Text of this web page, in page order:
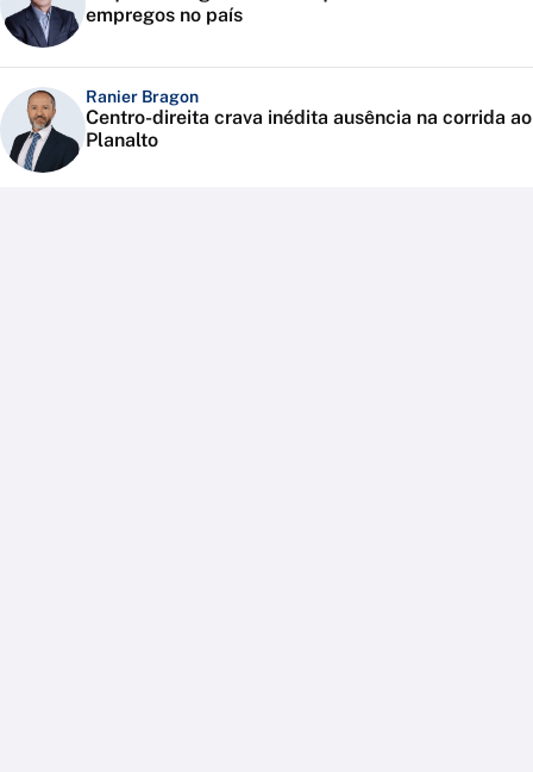
empregos no país
Ranier Bragon
Centro-direita crava inédita ausência na corrida ao
Planalto